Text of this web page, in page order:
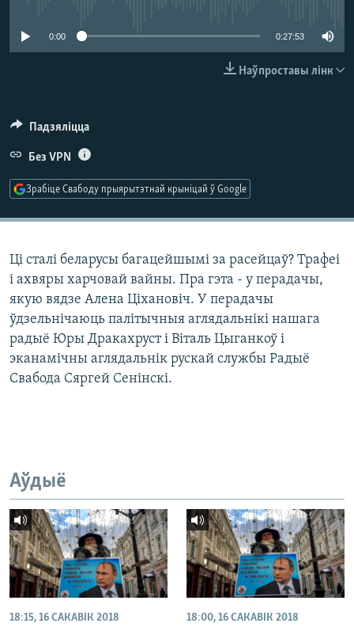
КАЛЯНДАР
НА ХВАЛЯХ СВАБОДЫ
0:00 0:27:53
Наўпроставы лінк
Падзяліцца
Без VPN
Зрабіце Свабоду прыярытэтнай крыніцай ў Google
Ці сталі беларусы багацейшымі за расейцаў? Трафеі
і ахвяры харчовай вайны. Пра гэта - у перадачы,
якую вядзе Алена Ціхановіч. У перадачы
ўдзельнічаюць палітычныя аглядальнікі нашага
радыё Юры Дракахруст і Віталь Цыганкоў і
эканамічны аглядальнік рускай службы Радыё
Свабода Сяргей Сенінскі.
Аўдыё
18:15, 16 САКАВІК 2018 18:00, 16 САКАВІК 2018